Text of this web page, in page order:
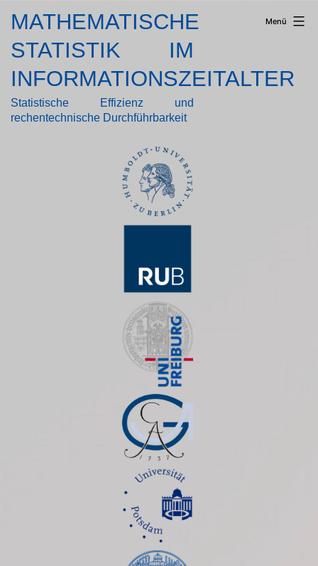
InhaltMATHEMATISCHE
STATISTIK IM
INFORMATIONSZEITALTER
Statistische Effizienz und
rechentechnische Durchführbarkeit
Menü